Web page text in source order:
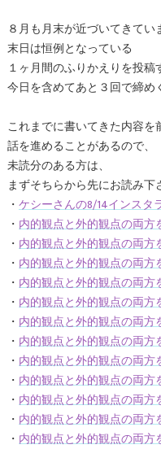
８月も月末が近づいてきてい
末日は恒例となっている
１ヶ月間のふりかえりを投稿
今日を含めてあと３回で締め
これまでに書いてきた内容を
話を進めることがあるので、
未読分のある方は、
まずそちらから先にお読み下
・ ケシーさんの8/14インスタ
・ 内的観点と外的観点の両
・ 内的観点と外的観点の両
・ 内的観点と外的観点の両
・ 内的観点と外的観点の両
・ 内的観点と外的観点の両
・ 内的観点と外的観点の両
・ 内的観点と外的観点の両
・ 内的観点と外的観点の両
・ 内的観点と外的観点の両
・ 内的観点と外的観点の両方
・ 内的観点と外的観点の両方
・ 内的観点と外的観点の両方